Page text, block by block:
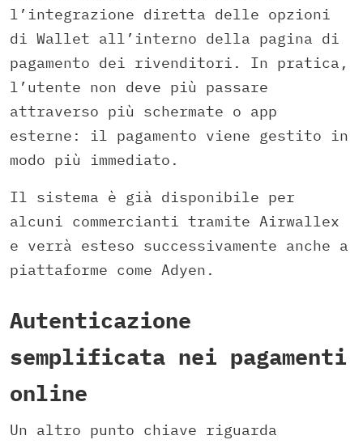
l’integrazione diretta delle opzioni
di Wallet all’interno della pagina di
pagamento dei rivenditori. In pratica,
l’utente non deve più passare
attraverso più schermate o app
esterne: il pagamento viene gestito in
modo più immediato.
Il sistema è già disponibile per
alcuni commercianti tramite Airwallex
e verrà esteso successivamente anche a
piattaforme come Adyen.
Autenticazione
semplificata nei pagamenti
online
Un altro punto chiave riguarda